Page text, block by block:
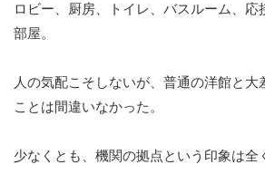
ロビー、厨房、トイレ、バスルーム、応
部屋。
人の気配こそしないが、普通の洋館と大
ことは間違いなかった。
少なくとも、機関の拠点という印象は全